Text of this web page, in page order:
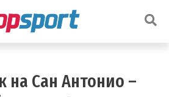
на Сан Антонио –